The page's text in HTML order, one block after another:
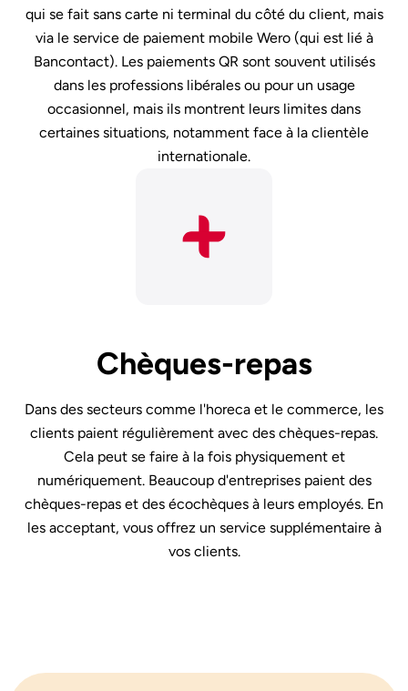
qui se fait sans carte ni terminal du côté du client, mais
via le service de paiement mobile Wero (qui est lié à
Bancontact). Les paiements QR sont souvent utilisés
dans les professions libérales ou pour un usage
occasionnel, mais ils montrent leurs limites dans
certaines situations, notamment face à la clientèle
internationale.
Chèques-repas
Dans des secteurs comme l'horeca et le commerce, les
clients paient régulièrement avec des chèques-repas.
Cela peut se faire à la fois physiquement et
numériquement. Beaucoup d'entreprises paient des
chèques-repas et des écochèques à leurs employés. En
les acceptant, vous offrez un service supplémentaire à
vos clients.